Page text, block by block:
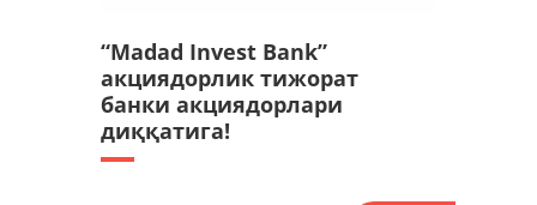
“Madad Invest Bank”
акциядорлик тижорат
банки акциядорлари
диққатига!